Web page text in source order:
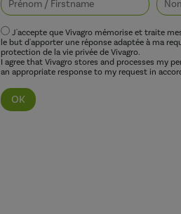
J'accepte que Vivagro mémorise et traite
le but d'apporter une réponse adaptée à ma
protection de la vie privée de Vivagro.
I agree that Vivagro stores and processes my
an appropriate response to my request in